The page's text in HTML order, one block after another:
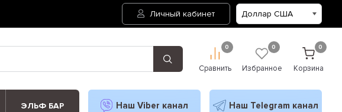
Личный кабинет
0
Сравнить
0
Избранное
0
Корзина
ЭЛЬФ БАР Наш Viber канал Наш Telegram канал